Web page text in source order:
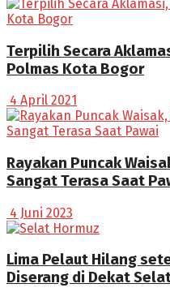
Terpilih Secara
Polmas Kota Bogor
4 April 2021
Rayakan Puncak
Sangat Terasa Saat
4 Juni 2023
Lima Pelaut Hilang
Diserang di Dekat